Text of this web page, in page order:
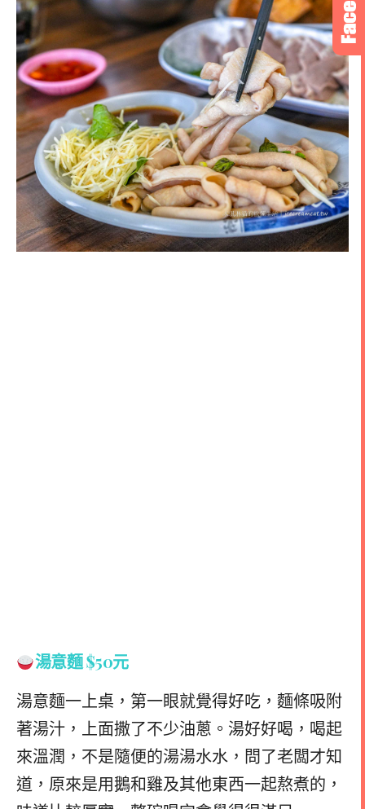
湯意麵 $50元
湯意麵一上桌，第一眼就覺得好吃，麵條吸附
著湯汁，上面撒了不少油蔥。湯好好喝，喝起
來溫潤，不是隨便的湯湯水水，問了老闆才知
道，原來是用鵝和雞及其他東西一起熬煮的，